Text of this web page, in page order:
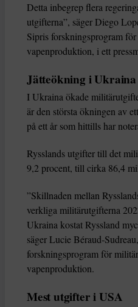
Detta inbegrep flera
utgifterna”, säger Diego
Sipris forskningsprogram
vapenproduktion, i ett
Jätteökning i Ukraina
I Ukraina ökade
är den största ökningen av
på ett år som hittills har
Rysslands utgifter till det
9,2 procent, till cirka 86,4
”Skillnaden mellan
verkliga militärutgifterna
Ukraina kostat Ryssland
säger Lucie Béraud-
forskningsprogram för
vapenproduktion.
Mest utgifter i USA